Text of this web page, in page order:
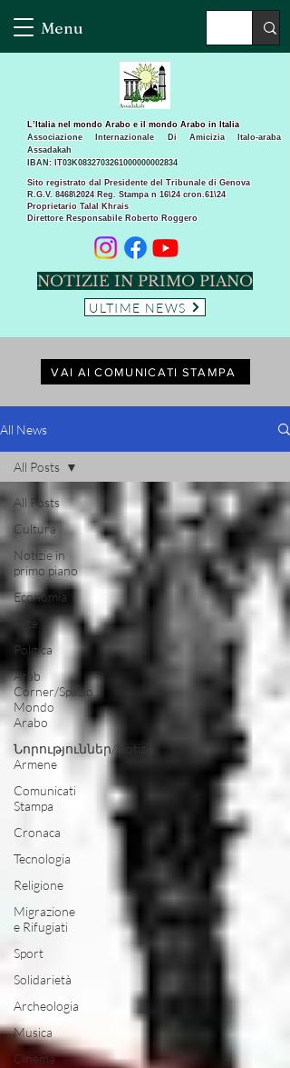
Menu
Sito registrato dal Presidente del Tribunale di Genova
R.G.V. 8468\2024 Reg. Stampa n 16\24 cron.61\24 ​
Proprietario Talal Khrais
Direttore Responsabile Roberto Roggero
L’Italia nel mondo Arabo e il mondo Arabo in Italia
Associazione Internazionale Di Amicizia Italo-araba
Assadakah
IBAN: IT03K0832703261000000002834
NOTIZIE IN PRIMO PIANO
ULTIME NEWS
VAI AI COMUNICATI STAMPA
All News
All Posts
Cultura
Notizie in
primo piano
Economia
Arte
Politica
Arab
Corner/Spazio
Mondo
Arabo
Նորություններ/Notizie
Armene
Comunicati
Stampa
Cronaca
Tecnologia
Religione
Migrazione
e Rifugiati
Sport
Solidarietà
Archeologia
Musica
Cinema
All Posts